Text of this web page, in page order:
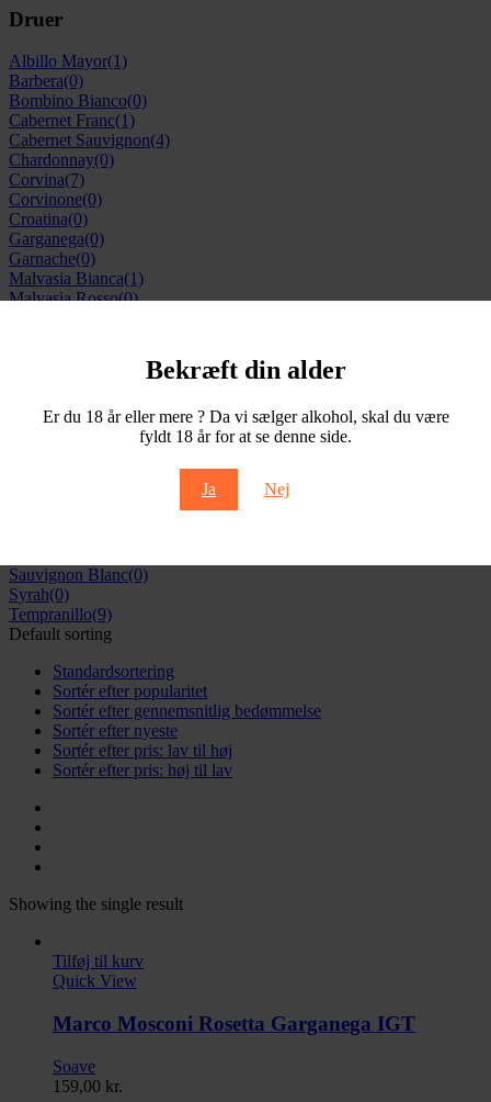
Bekræft din alder
Er du 18 år eller mere ? Da vi sælger alkohol, skal du være
fyldt 18 år for at se denne side.
Ja Nej
Druer
Albillo Mayor(1)
Barbera(0)
Bombino Bianco(0)
Cabernet Franc(1)
Cabernet Sauvignon(4)
Chardonnay(0)
Corvina(7)
Corvinone(0)
Croatina(0)
Garganega(0)
Garnache(0)
Malvasia Bianca(1)
Malvasia Rosso(0)
Petit Verdot(0)
Sauvignon Blanc(0)
Syrah(0)
Tempranillo(9)
Default sorting
Standardsortering
Sortér efter popularitet
Sortér efter gennemsnitlig bedømmelse
Sortér efter nyeste
Sortér efter pris: lav til høj
Sortér efter pris: høj til lav
Showing the single result
Tilføj til kurv
Quick View
Marco Mosconi Rosetta Garganega IGT
Soave
159,00 kr.